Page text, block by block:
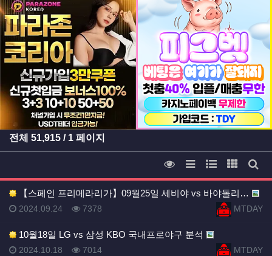
등록일 등록일
등록일 등록일
전체 51,915 / 1 페이지
조회순 정렬
리스트 스타일
웹진 스타일
갤러리
게
【스페인 프리메라리가】09월25일 세비야 vs 바야돌리…
등록자MTDAY
등록일
2024.09.24 조회
7378
10월18일 LG vs 삼성 KBO 국내프로야구 분석
등록자MTDAY
등록일
2024.10.18 조회
7014